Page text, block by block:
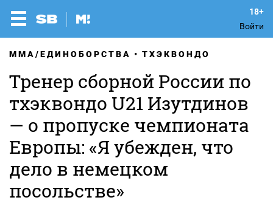
Войти
MMA/ЕДИНОБОРСТВА ТХЭКВОНДО
Тренер сборной России по
тхэквондо U21 Изутдинов
— о пропуске чемпионата
Европы: «Я убежден, что
дело в немецком
посольстве»